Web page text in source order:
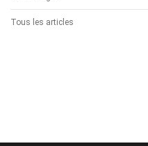
Tous les articles